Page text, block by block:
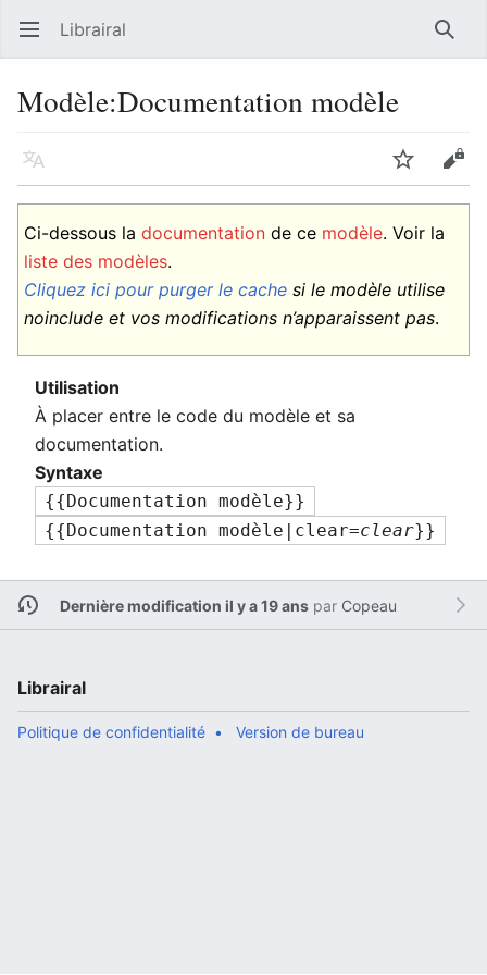
Ouvrir le menu principal Librairal
Modèle:Documentation modèle
Langue Suivre
Ci-dessous la documentation de ce modèle. Voir la
liste des modèles.
Cliquez ici pour purger le cache si le modèle utilise
noinclude et vos modifications n’apparaissent pas.
Utilisation
À placer entre le code du modèle et sa
documentation.
Syntaxe
{{Documentation modèle}}
{{Documentation modèle|clear=clear}}
Dernière modification il y a 19 anspar Copeau
Librairal
Politique de confidentialité Version de bureau